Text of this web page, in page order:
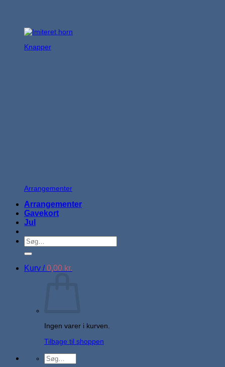
Knapper
Arrangementer
Arrangementer
Gavekort
Jul
Søg
efter:
Kurv /0,00 kr.
Ingen varer i kurven.
Tilbage til shoppen
Søg
efter: